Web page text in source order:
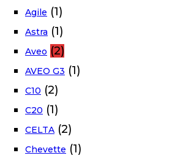
Agile (1)
Astra (1)
Aveo (2)
AVEO G3 (1)
C10 (2)
C20 (1)
CELTA (2)
Chevette (1)